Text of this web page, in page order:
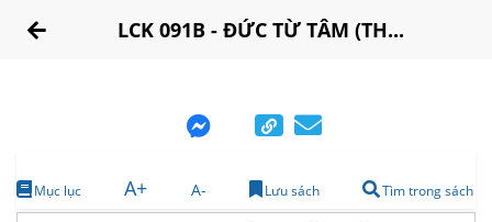
LCK 091B - ĐỨC TỪ TÂM (TH...
Mục lục A+ A- Lưu sách Tìm trong sách